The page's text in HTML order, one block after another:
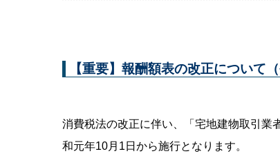
【重要】報酬額表の改正について
消費税法の改正に伴い、「宅地建物取引業
和元年10月1日から施行となります。